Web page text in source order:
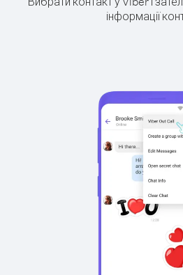
інформації